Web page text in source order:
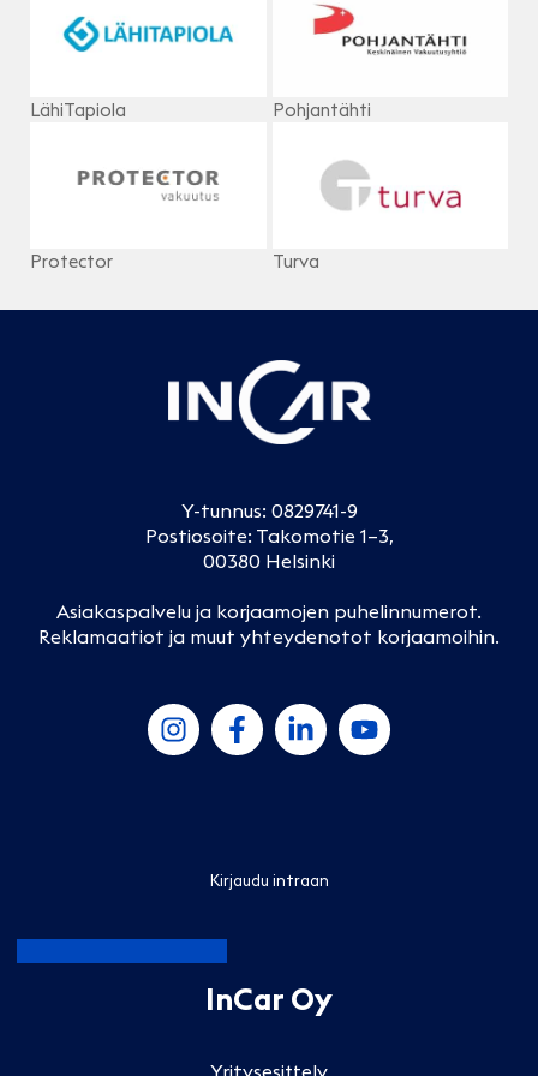
LähiTapiola
Protector
Pohjantähti
Turva
Y-tunnus: 0829741-9
Postiosoite: Takomotie 1–3,
00380 Helsinki
Asiakaspalvelu ja korjaamojen puhelinnumerot.
Reklamaatiot ja muut yhteydenotot korjaamoihin.
Kirjaudu intraan
InCar Oy